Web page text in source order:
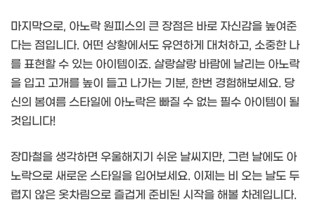
마지막으로, 아노락 원피스의 큰 장점은 바로 자신감을 높여준
다는 점입니다. 어떤 상황에서도 유연하게 대처하고, 소중한 나
를 표현할 수 있는 아이템이죠. 살랑살랑 바람에 날리는 아노락
을 입고 고개를 높이 들고 나가는 기분, 한번 경험해보세요. 당
신의 봄여름 스타일에 아노락은 빠질 수 없는 필수 아이템이 될
것입니다!
장마철을 생각하면 우울해지기 쉬운 날씨지만, 그런 날에도 아
노락으로 새로운 스타일을 입어보세요. 이제는 비 오는 날도 두
렵지 않은 옷차림으로 즐겁게 준비된 시작을 해볼 차례입니다.